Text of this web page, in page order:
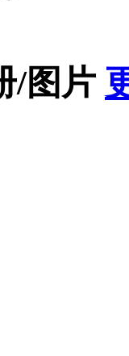
/图片